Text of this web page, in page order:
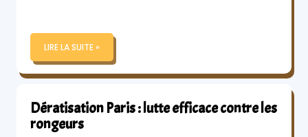
LIRE LA SUITE »
Dératisation Paris : lutte efficace contre les
rongeurs